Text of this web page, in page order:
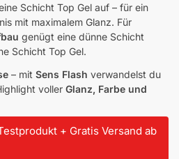
Schicht Top Gel auf – für ein
mit maximalem Glanz. Für
genügt eine dünne Schicht
Schicht Top Gel.
– mit Sens Flash verwandelst du
voller Glanz, Farbe und
+ Gratis Versand ab